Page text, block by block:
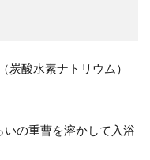
炭酸水素ナトリウム）
いの重曹を溶かして入浴